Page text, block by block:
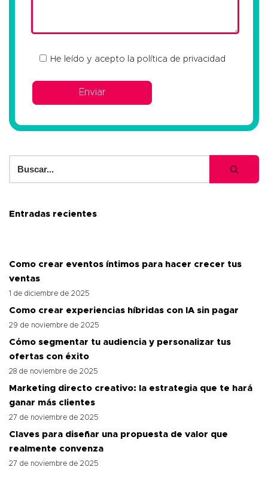
He leído y acepto la política de privacidad
Entradas recientes
Como crear eventos íntimos para hacer crecer tus
ventas
1 de diciembre de 2025
Como crear experiencias híbridas con IA sin pagar
29 de noviembre de 2025
Cómo segmentar tu audiencia y personalizar tus
ofertas con éxito
28 de noviembre de 2025
Marketing directo creativo: la estrategia que te hará
ganar más clientes
27 de noviembre de 2025
Claves para diseñar una propuesta de valor que
realmente convenza
27 de noviembre de 2025